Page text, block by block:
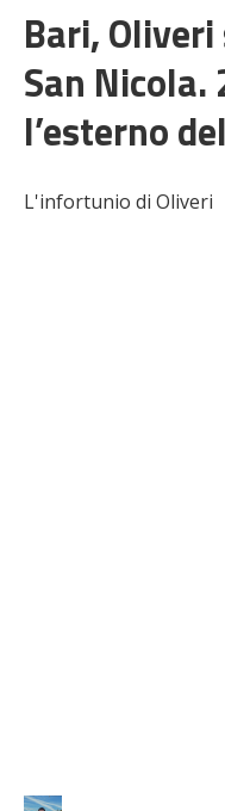
Serie B
Video
Bari,
San
l’esterno
L'infortunio di Oliveri